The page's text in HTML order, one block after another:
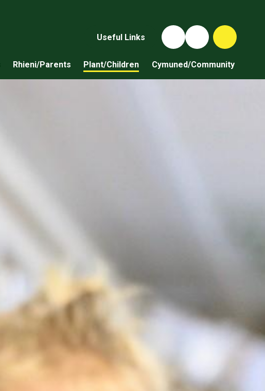
Useful Links
Rhieni/Parents Plant/Children Cymuned/Community